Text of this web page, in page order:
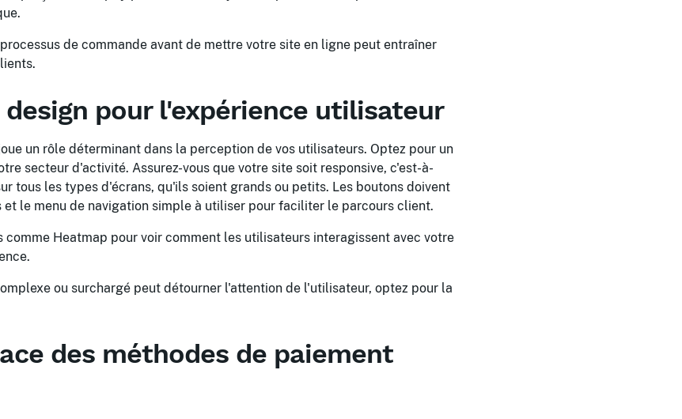
de commande avant de mettre votre site en ligne peut entraîner
pour l'expérience utilisateur
un rôle déterminant dans la perception de vos utilisateurs. Optez pour un
secteur d'activité. Assurez-vous que votre site soit responsive, c'est-à-
tous les types d'écrans, qu'ils soient grands ou petits. Les boutons doivent
le menu de navigation simple à utiliser pour faciliter le parcours client.
comme Heatmap pour voir comment les utilisateurs interagissent avec votre
ou surchargé peut détourner l'attention de l'utilisateur, optez pour la
des méthodes de paiement